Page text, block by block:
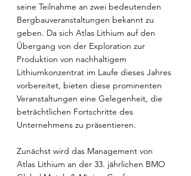
seine Teilnahme an zwei bedeutenden
Bergbauveranstaltungen bekannt zu
geben. Da sich Atlas Lithium auf den
Übergang von der Exploration zur
Produktion von nachhaltigem
Lithiumkonzentrat im Laufe dieses Jahres
vorbereitet, bieten diese prominenten
Veranstaltungen eine Gelegenheit, die
beträchtlichen Fortschritte des
Unternehmens zu präsentieren.
Zunächst wird das Management von
Atlas Lithium an der 33. jährlichen BMO